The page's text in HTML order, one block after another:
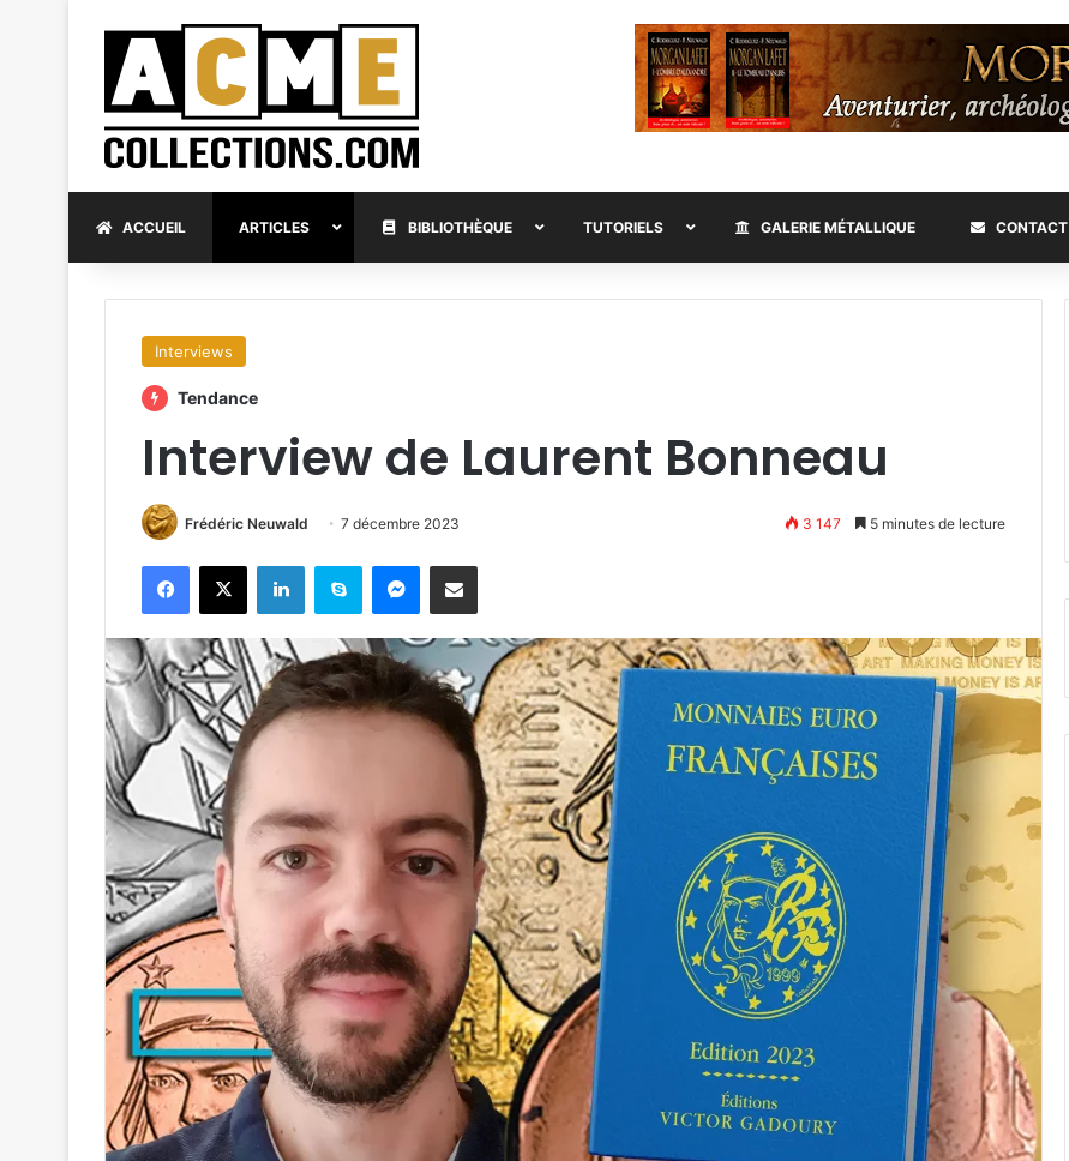
ACCUEIL ARTICLES BIBLIOTHÈQUE TUTORIELS GALERIE MÉTALLIQUE CONTACT
Interviews
Tendance
Interview de Laurent Bonneau
Frédéric Neuwald 7 décembre 2023 3 147 5 minutes de lecture